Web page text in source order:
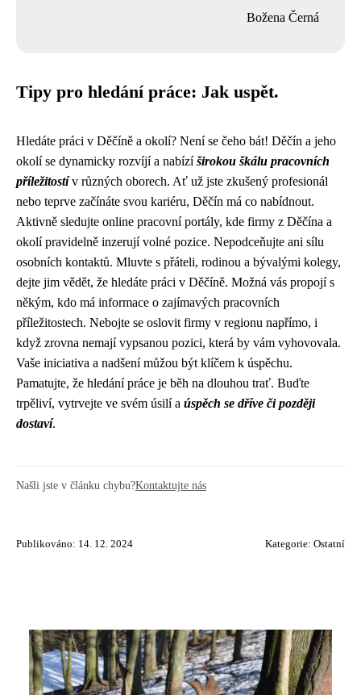
Božena Černá
Tipy pro hledání práce: Jak uspět.
Hledáte práci v Děčíně a okolí? Není se čeho bát! Děčín a jeho
okolí se dynamicky rozvíjí a nabízíširokou škálu pracovních
příležitostív různých oborech. Ať už jste zkušený profesionál
nebo teprve začínáte svou kariéru, Děčín má co nabídnout.
Aktivně sledujte online pracovní portály, kde firmy z Děčína a
okolí pravidelně inzerují volné pozice. Nepodceňujte ani sílu
osobních kontaktů. Mluvte s přáteli, rodinou a bývalými kolegy,
dejte jim vědět, že hledáte práci v Děčíně. Možná vás propojí s
někým, kdo má informace o zajímavých pracovních
příležitostech. Nebojte se oslovit firmy v regionu napřímo, i
když zrovna nemají vypsanou pozici, která by vám vyhovovala.
Vaše iniciativa a nadšení můžou být klíčem k úspěchu.
Pamatujte, že hledání práce je běh na dlouhou trať. Buďte
trpěliví, vytrvejte ve svém úsilí a úspěch se dříve či později
dostaví.
Našli jste v článku chybu?Kontaktujte nás
Publikováno: 14. 12. 2024 Kategorie: Ostatní